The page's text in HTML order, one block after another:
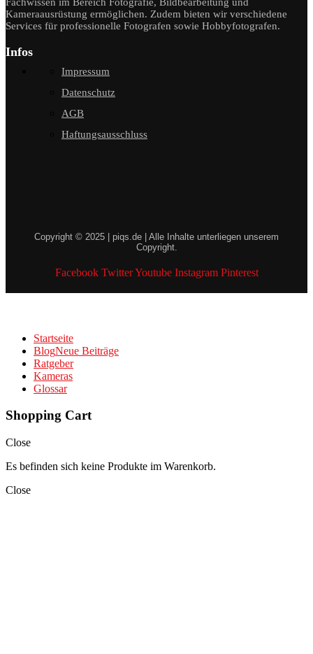
Kameraausrüstung ermöglichen. Zudem bieten wir verschiedene
Services für professionelle Fotografen sowie Hobbyfotografen.
Infos
Impressum
Datenschutz
AGB
Haftungsausschluss
Copyright © 2025 | piqs.de | Alle Inhalte unterliegen unserem
Copyright.
Facebook Twitter Youtube Instagram Pinterest
Startseite
BlogNeue Beiträge
Ratgeber
Kameras
Glossar
Shopping Cart
Close
Es befinden sich keine Produkte im Warenkorb.
Close